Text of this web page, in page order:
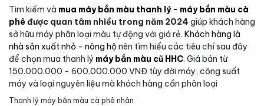
Tim kiếm và mua máy bắn màu thanh lý - máy bắn màu cà
phêđược quan tâm nhiều trong năm 2024 giúp khách hàng
sở hữu máy phân loại màu tự động với giá rẻ. Khách hàng là
nhà sản xuất nhỏ - nông hộnên tìm hiểu các tiêu chí sau đây
để chọn mua thanh lý máy bắn màu cũ HHC. Giá bán từ
150.000.000 - 600.000.000 VNĐ tùy đời máy, công suất
máy và loại nguyên liệu mà khách hàng cần phân loại
Thanh lý máy bắn màu cà phê nhân